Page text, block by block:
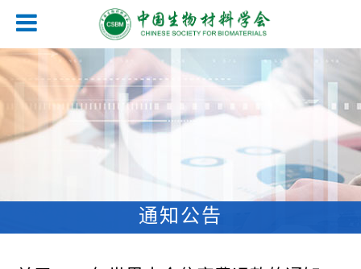
通知公告